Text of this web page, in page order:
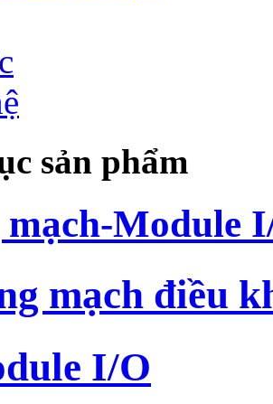
sản phẩm
mạch-Module
mạch điều
I/O